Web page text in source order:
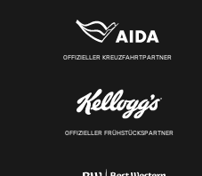
OFFIZIELLER KREUZFAHRTPARTNER
OFFIZIELLER FRÜHSTÜCKSPARTNER